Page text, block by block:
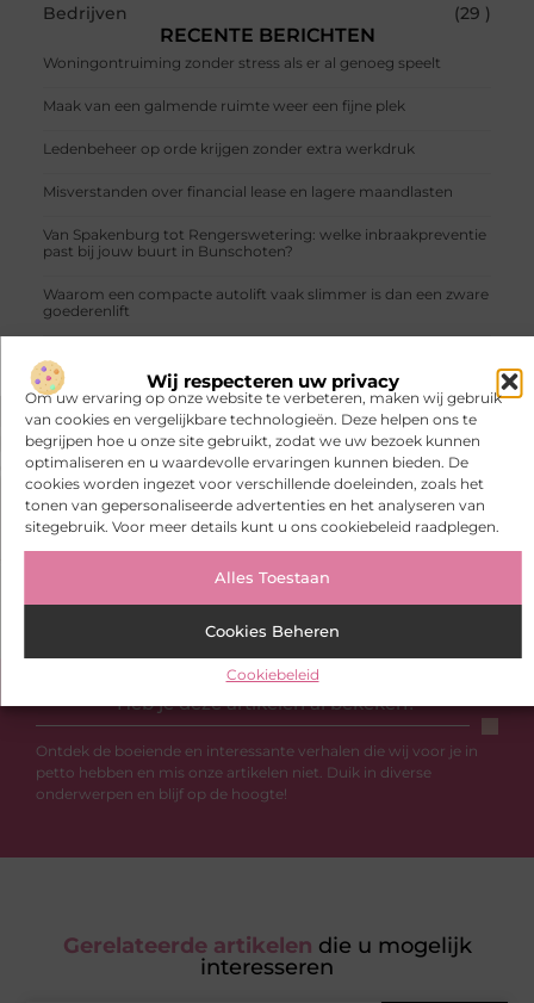
Wij respecteren uw privacy
Om uw ervaring op onze website te verbeteren, maken wij gebruik
van cookies en vergelijkbare technologieën. Deze helpen ons te
begrijpen hoe u onze site gebruikt, zodat we uw bezoek kunnen
optimaliseren en u waardevolle ervaringen kunnen bieden. De
cookies worden ingezet voor verschillende doeleinden, zoals het
tonen van gepersonaliseerde advertenties en het analyseren van
sitegebruik. Voor meer details kunt u ons cookiebeleid raadplegen.
Alles Toestaan
Cookies Beheren
Cookiebeleid
Bedrijven
(29 )
RECENTE BERICHTEN
Woningontruiming zonder stress als er al genoeg speelt
Maak van een galmende ruimte weer een fijne plek
Ledenbeheer op orde krijgen zonder extra werkdruk
Misverstanden over financial lease en lagere maandlasten
Van Spakenburg tot Rengerswetering: welke inbraakpreventie
past bij jouw buurt in Bunschoten?
Waarom een compacte autolift vaak slimmer is dan een zware
goederenlift
Heb je deze artikelen al bekeken?
Ontdek de boeiende en interessante verhalen die wij voor je in
petto hebben en mis onze artikelen niet. Duik in diverse
onderwerpen en blijf op de hoogte!
VORIGE
Alles wat je moet weten over fietsaccu revisie
VOLGENDE
Met deze tips kun je de levensduur van je automaat verlengen
Gerelateerde artikelen die u mogelijk
interesseren